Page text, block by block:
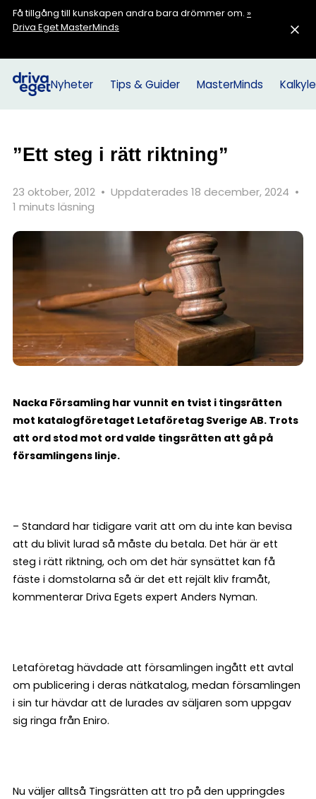
Få tillgång till kunskapen andra bara drömmer om. »
Driva Eget MasterMinds
Nyheter Tips & Guider MasterMinds
”Ett steg i rätt riktning”
23 oktober, 2012 • Uppdaterades 18 december, 2024 •
1 minuts läsning
Nacka Församling har vunnit en tvist i tingsrätten
mot katalogföretaget Letaföretag Sverige AB. Trots
att ord stod mot ord valde tingsrätten att gå på
församlingens linje.
– Standard har tidigare varit att om du inte kan bevisa
att du blivit lurad så måste du betala. Det här är ett
steg i rätt riktning, och om det här synsättet kan få
fäste i domstolarna så är det ett rejält kliv framåt,
kommenterar Driva Egets expert Anders Nyman.
Letaföretag hävdade att församlingen ingått ett avtal
om publicering i deras nätkatalog, medan församlingen
i sin tur hävdar att de lurades av säljaren som uppgav
sig ringa från Eniro.
Nu väljer alltså Tingsrätten att tro på den uppringdes